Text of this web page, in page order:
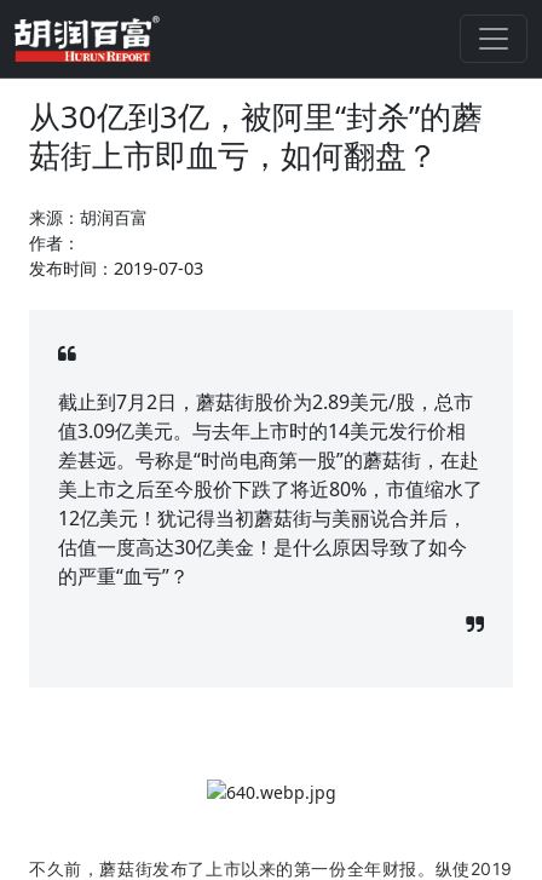
从30亿到3亿，被阿里“封杀”的蘑
菇街上市即血亏，如何翻盘？
来源：胡润百富
作者：
发布时间：2019-07-03
截止到7月2日，蘑菇街股价为2.89美元/股，总市
值3.09亿美元。与去年上市时的14美元发行价相
差甚远。号称是“时尚电商第一股”的蘑菇街，在赴
美上市之后至今股价下跌了将近80%，市值缩水了
12亿美元！犹记得当初蘑菇街与美丽说合并后，
估值一度高达30亿美金！是什么原因导致了如今
的严重“血亏”？
不久前，蘑菇街发布了上市以来的第一份全年财报。纵使2019